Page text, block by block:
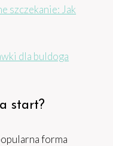
szczekanie: Jak
dla buldoga
start?
forma